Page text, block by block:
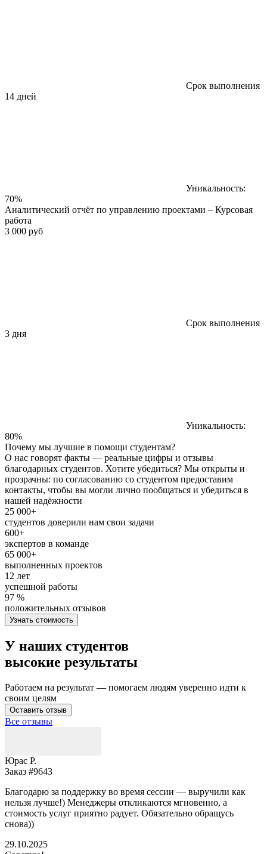
Срок выполнения
14 дней
Уникальность:
70%
Аналитический отчёт по управлению проектами – Курсовая
работа
3 000 руб
Срок выполнения
3 дня
Уникальность:
80%
Почему мы лучшие в помощи студентам?
О нас говорят факты — реальные цифры и отзывы
благодарных студентов. Хотите убедиться? Мы открыты и
прозрачны: по согласованию со студентом предоставим
контакты, чтобы вы могли лично пообщаться и убедиться в
нашей надёжности
25 000+
студентов доверили нам свои задачи
600+
экспертов в команде
65 000+
выполненных проектов
12 лет
успешной работы
97 %
положительных отзывов
Узнать стоимость
У наших студентов
высокие результаты
Работаем на результат — помогаем людям уверенно идти к
своим целям
Оставить отзыв
Все отзывы
Юрас Р.
Заказ #9643
Благодарю за поддержку во время сессии — выручили как
нельзя лучше!) Менеджеры откликаются мгновенно, а
стоимость услуг приятно радует. Обязательно обращусь
снова))
29.10.2025